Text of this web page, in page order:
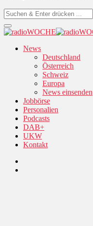
News
Deutschland
Österreich
Schweiz
Europa
News einsenden
Jobbörse
Personalien
Podcasts
DAB+
UKW
Kontakt